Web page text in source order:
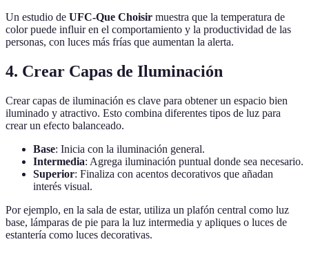
Un estudio de UFC-Que Choisir muestra que la temperatura de
color puede influir en el comportamiento y la productividad de las
personas, con luces más frías que aumentan la alerta.
4. Crear Capas de Iluminación
Crear capas de iluminación es clave para obtener un espacio bien
iluminado y atractivo. Esto combina diferentes tipos de luz para
crear un efecto balanceado.
Base: Inicia con la iluminación general.
Intermedia: Agrega iluminación puntual donde sea necesario.
Superior: Finaliza con acentos decorativos que añadan
interés visual.
Por ejemplo, en la sala de estar, utiliza un plafón central como luz
base, lámparas de pie para la luz intermedia y apliques o luces de
estantería como luces decorativas.